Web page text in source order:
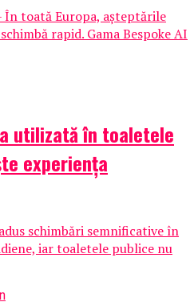
În toată Europa, așteptările
rapid. Gama Bespoke AI
utilizată în toaletele
experiența
schimbări semnificative în
iar toaletele publice nu